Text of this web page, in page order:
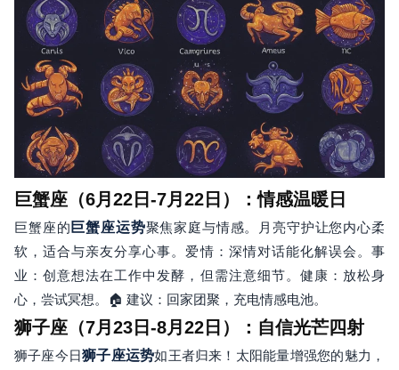
巨蟹座（6月22日-7月22日）：情感温暖日
巨蟹座的 巨蟹座运势聚焦家庭与情感。月亮守护让您内心柔
软，适合与亲友分享心事。爱情：深情对话能化解误会。事
业：创意想法在工作中发酵，但需注意细节。健康：放松身
心，尝试冥想。🏠 建议：回家团聚，充电情感电池。
狮子座（7月23日-8月22日）：自信光芒四射
狮子座今日狮子座运势如王者归来！太阳能量增强您的魅力，